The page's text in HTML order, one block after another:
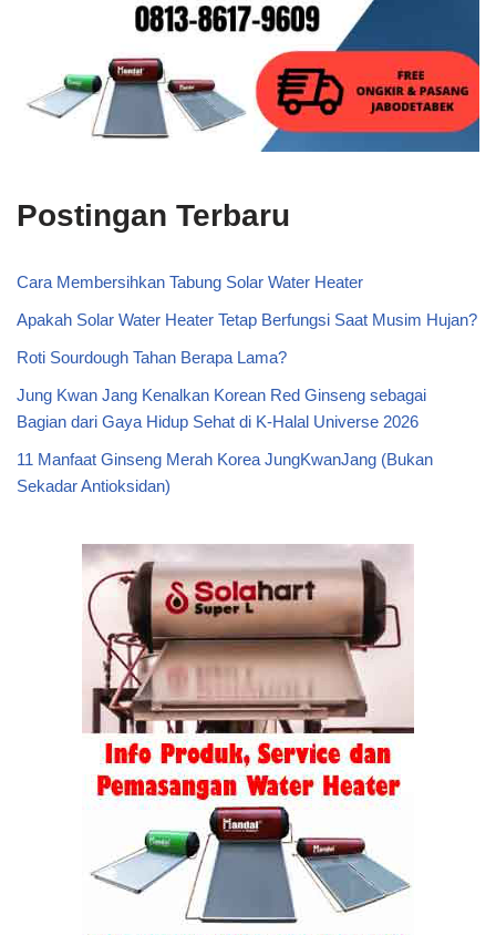
Postingan Terbaru
Cara Membersihkan Tabung Solar Water Heater
Apakah Solar Water Heater Tetap Berfungsi Saat Musim Hujan?
Roti Sourdough Tahan Berapa Lama?
Jung Kwan Jang Kenalkan Korean Red Ginseng sebagai
Bagian dari Gaya Hidup Sehat di K-Halal Universe 2026
11 Manfaat Ginseng Merah Korea JungKwanJang (Bukan
Sekadar Antioksidan)